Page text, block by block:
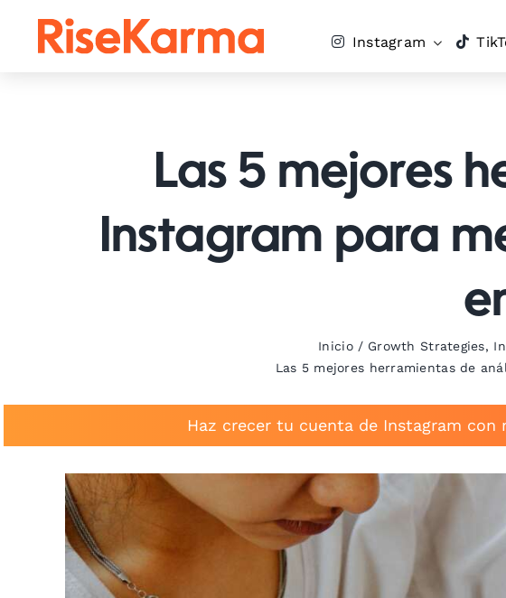
Instagram
Las 5 mejores
Instagram para
Inicio / Growth Strategies,
Las 5 mejores herramientas de
Haz crecer tu cuenta de Instagram con